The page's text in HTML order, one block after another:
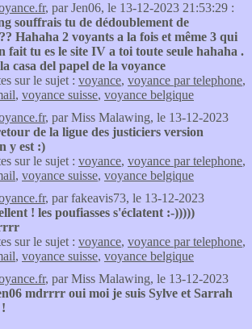
, par Jen06, le 13-12-2023 21:53:29 :
souffrais tu de dédoublement de
Hahaha 2 voyants a la fois et même 3 qui
fait tu es le site IV a toi toute seule hahaha .
casa del papel de la voyance
sur le sujet : voyance, voyance par telephone,
, voyance suisse, voyance belgique
, par Miss Malawing, le 13-12-2023
de la ligue des justiciers version
y est :)
sur le sujet : voyance, voyance par telephone,
, voyance suisse, voyance belgique
, par fakeavis73, le 13-12-2023
! les poufiasses s'éclatent :-)))))
sur le sujet : voyance, voyance par telephone,
, voyance suisse, voyance belgique
, par Miss Malawing, le 13-12-2023
mdrrrr oui moi je suis Sylve et Sarrah